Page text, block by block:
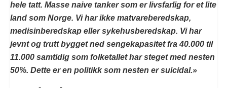
hele tatt. Masse naive tanker som er livsfarlig for et lite
land som Norge. Vi har ikke matvareberedskap,
medisinberedskap eller sykehusberedskap. Vi har
jevnt og trutt bygget ned sengekapasitet fra 40.000 til
11.000 samtidig som folketallet har steget med nesten
50%. Dette er en politikk som nesten er suicidal.»